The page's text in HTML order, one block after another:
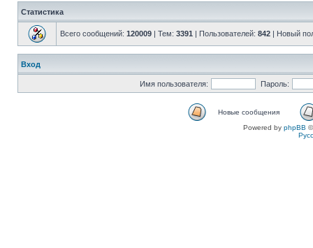
Статистика
Всего сообщений: 120009 | Тем: 3391 | Пользователей: 842 | Новый
Вход
Имя пользователя: Пароль:
Новые сообщения
Powered by phpBB